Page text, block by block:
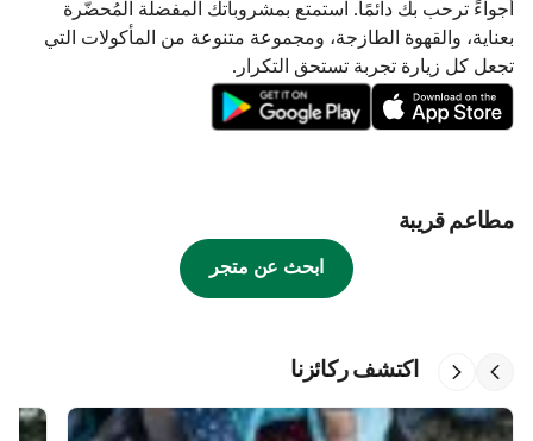
أجواءً ترحب بك دائمًا. استمتع بمشروباتك المفضلة المُحضّرة
بعناية، والقهوة الطازجة، ومجموعة متنوعة من المأكولات التي
تجعل كل زيارة تجربة تستحق التكرار.
مطاعم قريبة
ابحث عن متجر
اكتشف ركائزنا